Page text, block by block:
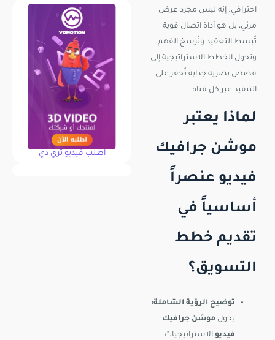
احترافي. إنه ليس مجرد عرض
مرئي، بل هو أداة اتصال قوية
تُبسط التعقيد وتُرسخ الفهم،
وتحول الخطط الاستراتيجية إلى
قصص بصرية جذابة تُحفز على
التنفيذ عبر كل قناة.
لماذا يعتبر
موشن جرافيك
فيديو عنصراً
أساسياً في
تقديم خطط
التسويق؟
توضيح الرؤية الشاملة:
يحول موشن جرافيك
فيديو الاستراتيجيات
اطلب فيديو ثري دي